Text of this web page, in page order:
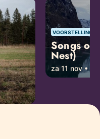
VOORSTELLING
Songs of
Nest)
za 11 nov •